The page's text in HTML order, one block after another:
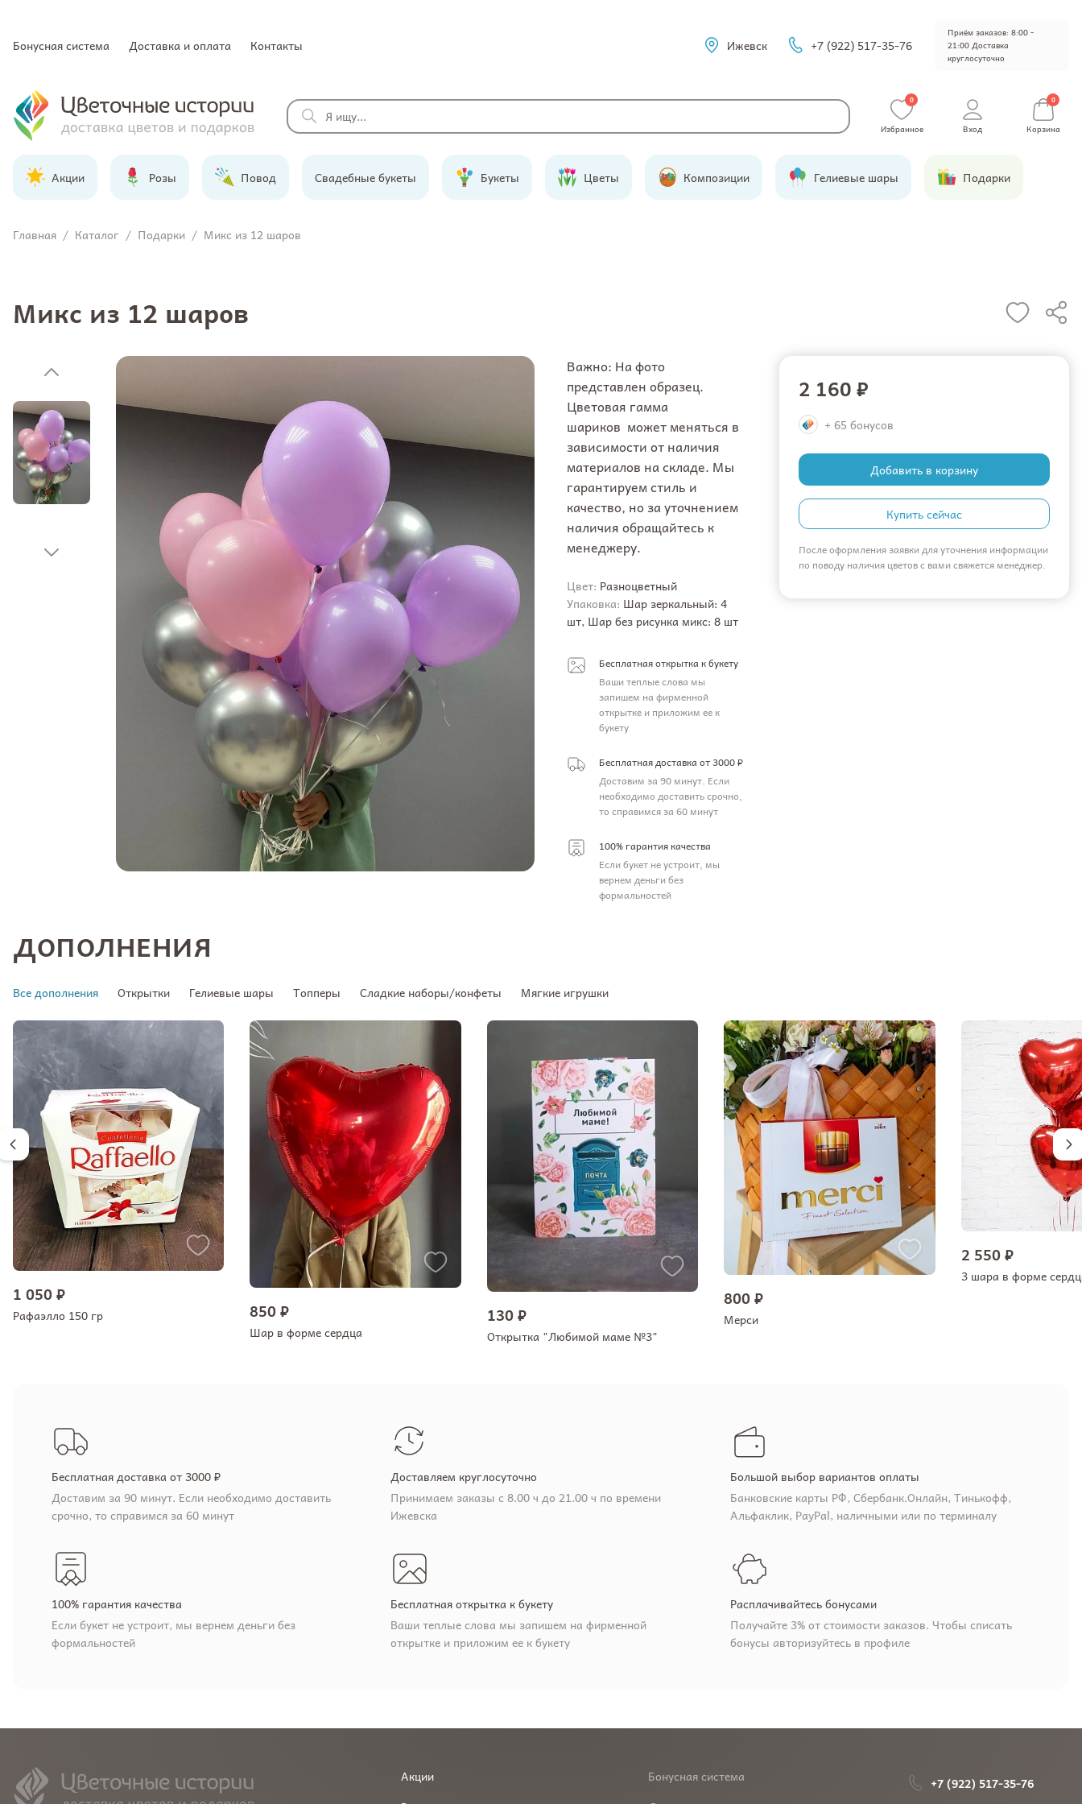
Бонусная система Доставка и оплата Контакты Ижевск +7 (922) 517-35-76
Приём заказов: 8:00 -
21:00 Доставка
круглосуточно
0
Избранное Вход
0
Корзина
Акции Розы Повод Свадебные букеты Букеты Цветы Композиции Гелиевые шары Подарки
Главная / Каталог / Подарки / Микс из 12 шаров
Микс из 12 шаров
Важно: На фото
представлен образец.
Цветовая гамма
шариков может меняться в
зависимости от наличия
материалов на складе. Мы
гарантируем стиль и
качество, но за уточнением
наличия обращайтесь к
менеджеру.
Цвет: Разноцветный
Упаковка: Шар зеркальный: 4
шт, Шар без рисунка микс: 8 шт
Бесплатная открытка к букету
Ваши теплые слова мы
запишем на фирменной
открытке и приложим ее к
букету
Бесплатная доставка от 3000 ₽
Доставим за 90 минут. Если
необходимо доставить срочно,
то справимся за 60 минут
100% гарантия качества
Если букет не устроит, мы
вернем деньги без
формальностей
2 160 ₽
+ 65 бонусов
Добавить в корзину
Купить сейчас
После оформления заявки для уточнения информации
по поводу наличия цветов с вами свяжется менеджер.
ДОПОЛНЕНИЯ
Все дополнения Открытки Гелиевые шары Топперы Сладкие наборы/конфеты Мягкие игрушки
1 050 ₽
Рафаэлло 150 гр 850 ₽
Шар в форме сердца
130 ₽
Открытка "Любимой маме №3"
800 ₽
Мерси
2 550 ₽
3 шара в форме
Бесплатная доставка от 3000 ₽
Доставим за 90 минут. Если необходимо доставить
срочно, то справимся за 60 минут
Доставляем круглосуточно
Принимаем заказы с 8.00 ч до 21.00 ч по времени
Ижевска
Большой выбор вариантов оплаты
Банковские карты РФ, Сбербанк.Онлайн, Тинькофф,
Альфаклик, PayPal, наличными или по терминалу
100% гарантия качества
Если букет не устроит, мы вернем деньги без
формальностей
Бесплатная открытка к букету
Ваши теплые слова мы запишем на фирменной
открытке и приложим ее к букету
Расплачивайтесь бонусами
Получайте 3% от стоимости заказов. Чтобы списать
бонусы авторизуйтесь в профиле
Акции
Бонусная система
+7 (922) 517-35-76